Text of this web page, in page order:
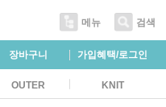
메뉴 검색
장바구니 가입혜택/로그인
OUTER KNIT